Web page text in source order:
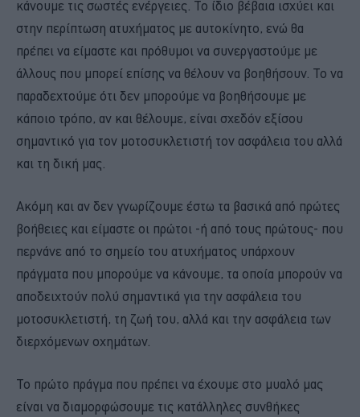
κάνουμε τις σωστές ενέργειες. Το ίδιο βέβαια ισχύει και
στην περίπτωση ατυχήματος με αυτοκίνητο, ενώ θα
πρέπει να είμαστε και πρόθυμοι να συνεργαστούμε με
άλλους που μπορεί επίσης να θέλουν να βοηθήσουν. Το να
παραδεχτούμε ότι δεν μπορούμε να βοηθήσουμε με
κάποιο τρόπο, αν και θέλουμε, είναι σχεδόν εξίσου
σημαντικό για τον μοτοσυκλετιστή τον ασφάλεια του αλλά
και τη δική μας.
Ακόμη και αν δεν γνωρίζουμε έστω τα βασικά από πρώτες
βοήθειες και είμαστε οι πρώτοι -ή από τους πρώτους- που
περνάνε από το σημείο του ατυχήματος υπάρχουν
πράγματα που μπορούμε να κάνουμε, τα οποία μπορούν να
αποδειχτούν πολύ σημαντικά για την ασφάλεια του
μοτοσυκλετιστή, τη ζωή του, αλλά και την ασφάλεια των
διερχόμενων οχημάτων.
Το πρώτο πράγμα που πρέπει να έχουμε στο μυαλό μας
είναι να διαμορφώσουμε τις κατάλληλες συνθήκες